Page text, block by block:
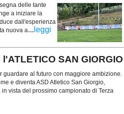
delle tante
a iniziare la
dall'esperienza
nuova a... leggi
SAN GIORGIO
guardare al futuro con maggiore ambizione.
e diventa ASD Atletico San Giorgio,
vista del prossimo campionato di Terza